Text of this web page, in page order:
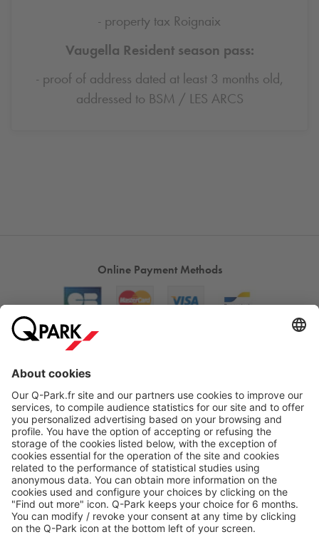
- property tax Roignaix
Vaugella Resident season pass:
- proof of address dated at least 3 months old,
addressed to BSM / LES ARCS
Online Payment Methods
Products
Services